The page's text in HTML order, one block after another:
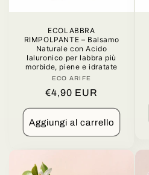
ECOLABBRA
RIMPOLPANTE – Balsamo
Naturale con Acido
Ialuronico per labbra più
morbide, piene e idratate
Produttore:
ECO ARIFE
Prezzo
di
listino
€4,90 EUR
Aggiungi al carrello